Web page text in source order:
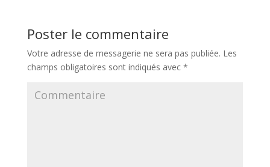
Poster le commentaire
Votre adresse de messagerie ne sera pas publiée. Les
champs obligatoires sont indiqués avec *